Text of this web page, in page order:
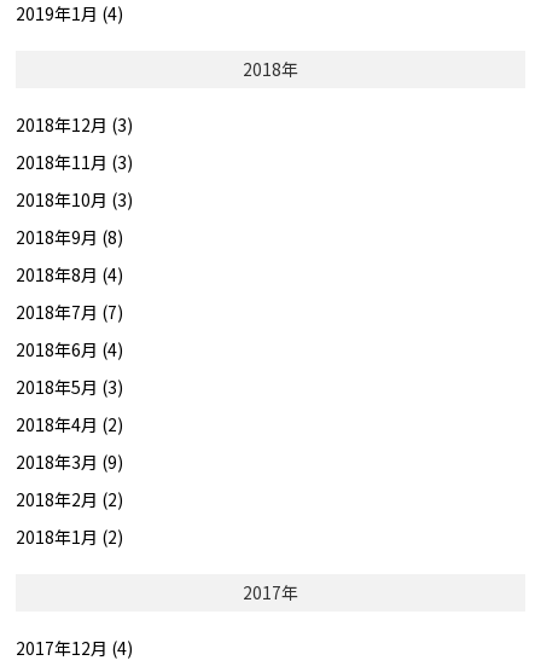
2019年1月 (4)
2018年
2018年12月 (3)
2018年11月 (3)
2018年10月 (3)
2018年9月 (8)
2018年8月 (4)
2018年7月 (7)
2018年6月 (4)
2018年5月 (3)
2018年4月 (2)
2018年3月 (9)
2018年2月 (2)
2018年1月 (2)
2017年
2017年12月 (4)